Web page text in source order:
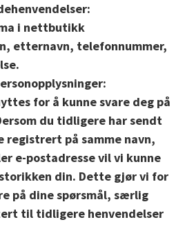
i nettbutikk
etternavn, telefonnummer,
for å kunne svare deg på
du tidligere har sendt
registrert på samme navn,
e-postadresse vil vi kunne
din. Dette gjør vi for
på dine spørsmål, særlig
til tidligere henvendelser